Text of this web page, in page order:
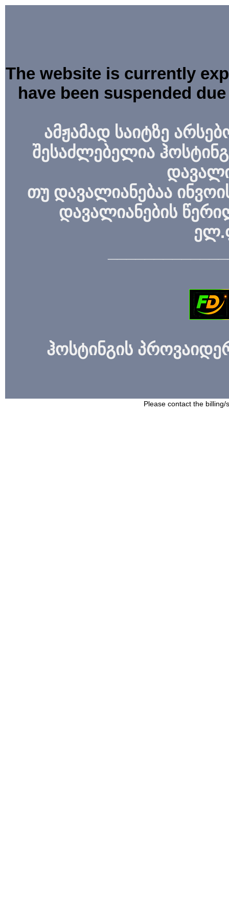
The website is currently
have been suspended
ამჟამად საიტზე
შესაძლებელია
თუ დავალიანებაა
დავალიანების
ჰოსტინგის
Please contact the